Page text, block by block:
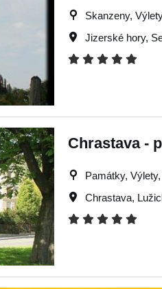
Skanzeny,
Jizerské hory,
Chrastava -
Památky,
Chrastava,